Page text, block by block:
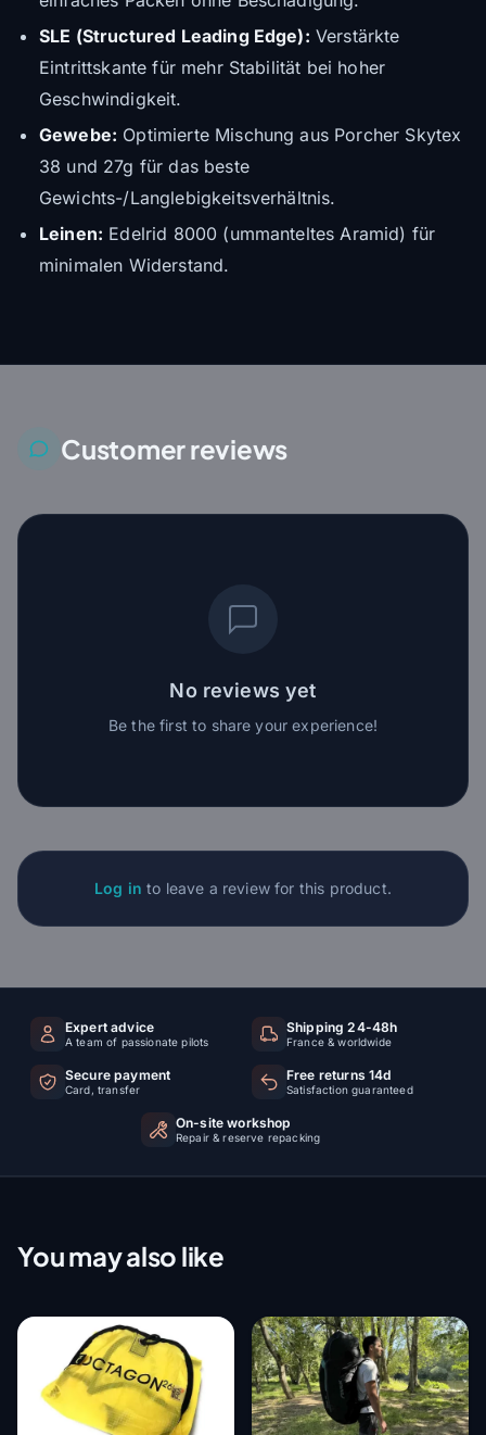
SLE (Structured Leading Edge): Verstärkte
Eintrittskante für mehr Stabilität bei hoher
Geschwindigkeit.
Gewebe: Optimierte Mischung aus Porcher Skytex
38 und 27g für das beste
Gewichts-/Langlebigkeitsverhältnis.
Leinen: Edelrid 8000 (ummanteltes Aramid) für
minimalen Widerstand.
Customer reviews
No reviews yet
Be the first to share your experience!
Log in to leave a review for this product.
Expert advice
A team of passionate pilots
Shipping 24-48h
France & worldwide
Secure payment
Card, transfer
Free returns 14d
Satisfaction guaranteed
On-site workshop
Repair & reserve repacking
You may also like